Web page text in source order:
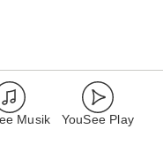
Musik YouSee Play